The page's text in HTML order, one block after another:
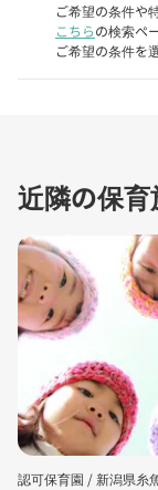
ご希望の条件や
こちらの検索ペ
ご希望の条件を
近隣の保
認可保育園 / 新潟県糸